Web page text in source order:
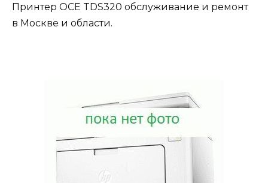
Принтер OCE TDS320 обслуживание и ремонт
в Москве и области.